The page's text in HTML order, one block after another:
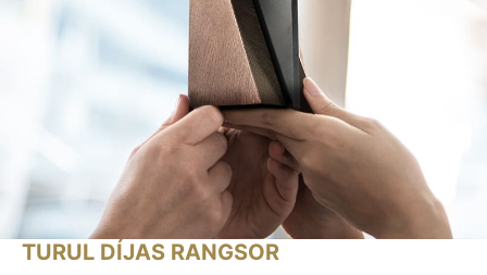
TURUL DÍJAS RANGSOR